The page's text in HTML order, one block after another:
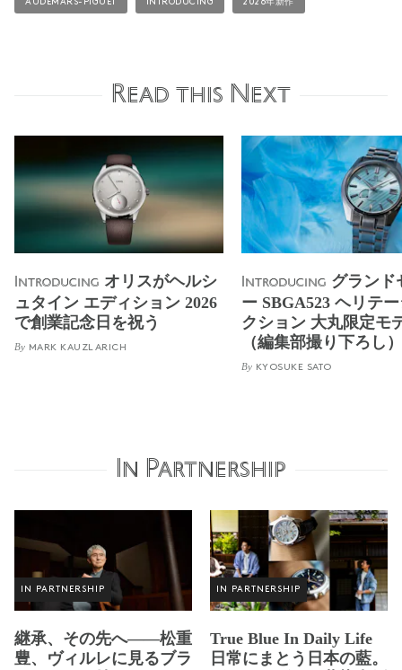
AUDEMARS-PIGUET INTRODUCING 2026年新作
Read this Next
Introducing オリスがヘルシ
ュタイン エディション 2026
で創業記念日を祝う
By MARK KAUZLARICH
Introducing グランド
ー SBGA523 ヘリテ
クション 大丸限定モ
（編集部撮り下ろし）
By KYOSUKE SATO
In Partnership
IN PARTNERSHIP
継承、その先へ——松重
豊、ヴィルレに見るブラ
IN PARTNERSHIP
True Blue In Daily Life
日常にまとう日本の藍。